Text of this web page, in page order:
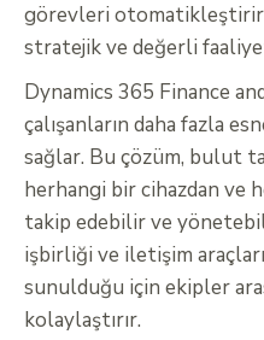
görevleri
stratejik ve değerli
Dynamics 365 Finance
çalışanların daha fazla
sağlar. Bu çözüm, bulut
herhangi bir cihazdan ve
takip edebilir ve
işbirliği ve iletişim
sunulduğu için ekipler
kolaylaştırır.